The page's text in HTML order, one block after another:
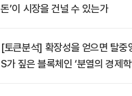
돈’이 시장을 건널 수 있는가
[토큰분석] 확장성을 얻으면 탈
S가 짚은 블록체인 ‘분열의 경제학